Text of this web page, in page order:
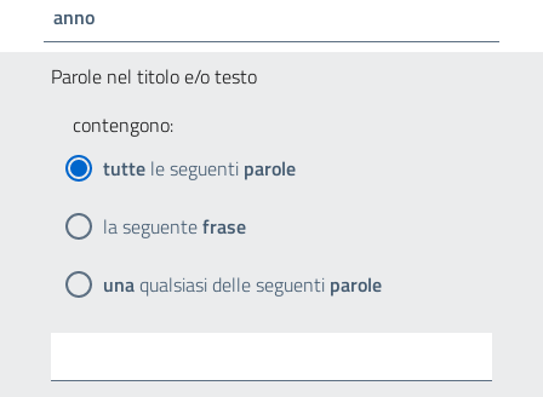
anno
Parole nel titolo e/o testo
contengono:
tutte le seguenti parole
la seguentefrase
unaqualsiasi delle seguenti parole